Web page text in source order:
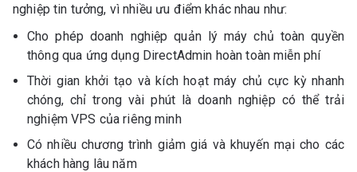
nghiệp tin tưởng, vì nhiều ưu điểm khác nhau như:
Cho phép doanh nghiệp quản lý máy chủ toàn quyền
thông qua ứng dụng DirectAdmin hoàn toàn miễn phí
Thời gian khởi tạo và kích hoạt máy chủ cực kỳ nhanh
chóng, chỉ trong vài phút là doanh nghiệp có thể trải
nghiệm VPS của riêng minh
Có nhiều chương trình giảm giá và khuyến mại cho các
khách hàng lâu năm